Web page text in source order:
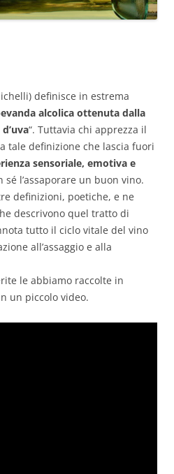
definisce in estrema
alcolica ottenuta dalla
“. Tuttavia chi apprezza il
tale definizione che lascia fuori
sensoriale, emotiva e
sé l’assaporare un buon vino.
definizioni, poetiche, e ne
descrivono quel tratto di
tutto il ciclo vitale del vino
all’assaggio e alla
le abbiamo raccolte in
un piccolo video.